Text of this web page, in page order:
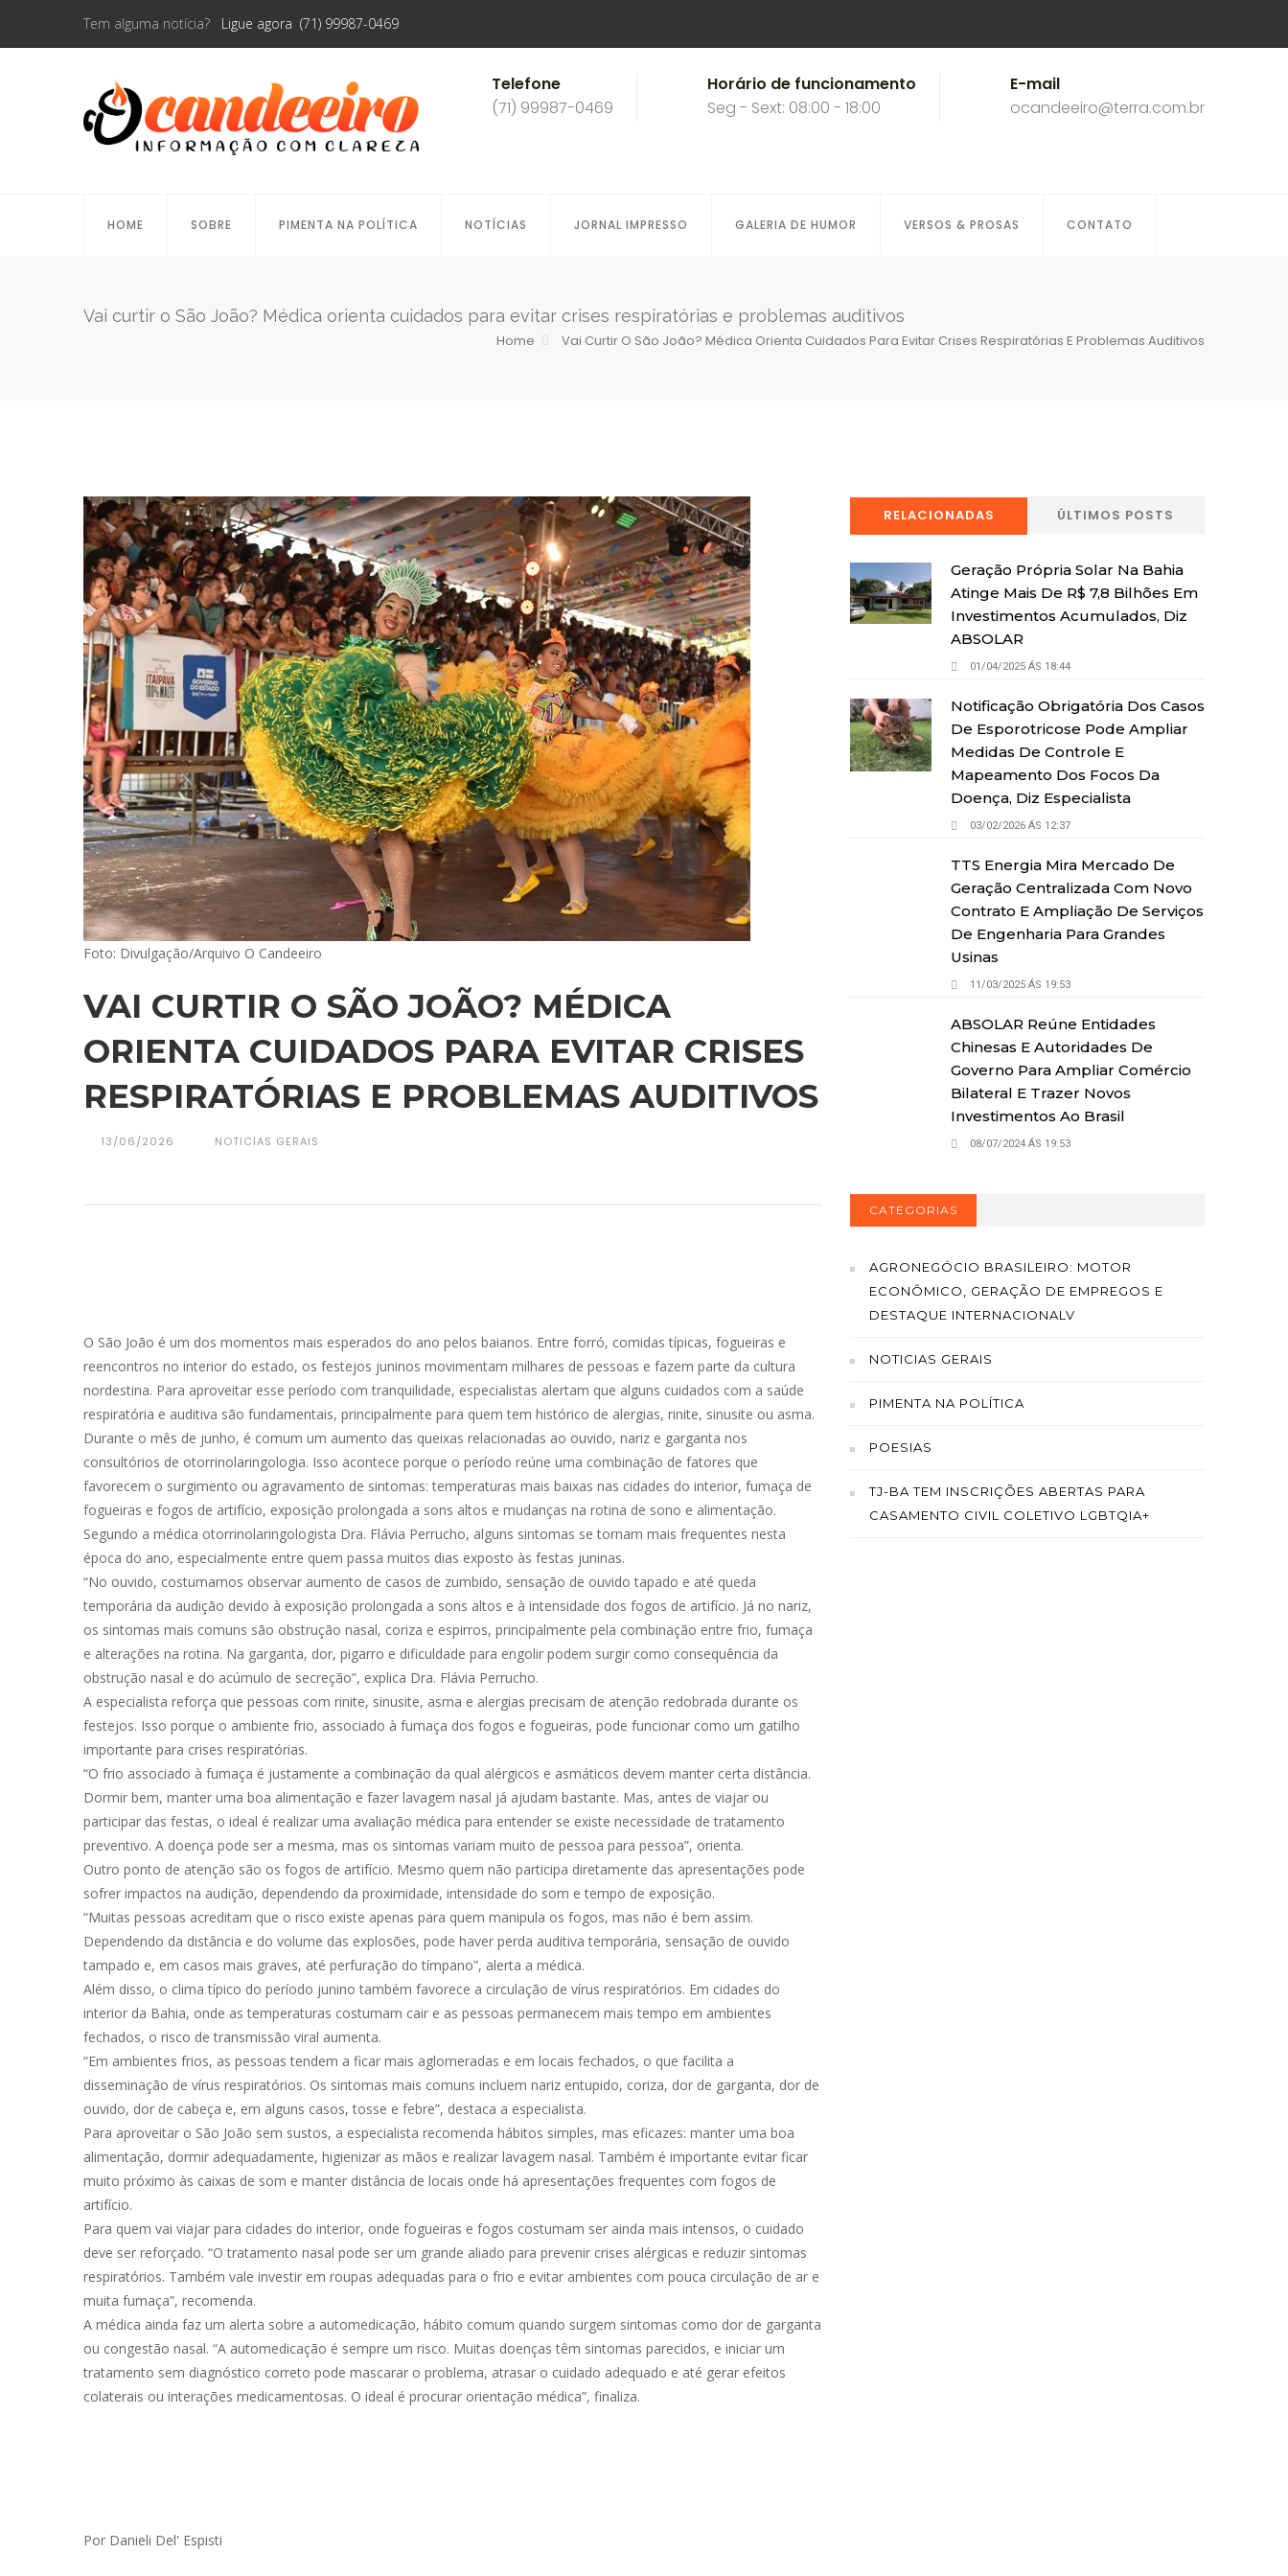
Tem alguma notícia? Ligue agora (71) 99987-0469
Telefone
(71) 99987-0469
Horário de funcionamento
Seg - Sext: 08:00 - 18:00
E-mail
ocandeeiro@terra.com.br
HOME SOBRE PIMENTA NA POLÍTICA NOTÍCIAS JORNAL IMPRESSO GALERIA DE HUMOR VERSOS & PROSAS CONTATO
Vai curtir o São João? Médica orienta cuidados para evitar crises respiratórias e problemas auditivos
Home Vai Curtir O São João? Médica Orienta Cuidados Para Evitar Crises Respiratórias E Problemas Auditivos
Foto: Divulgação/Arquivo O Candeeiro
VAI CURTIR O SÃO JOÃO? MÉDICA
ORIENTA CUIDADOS PARA EVITAR CRISES
RESPIRATÓRIAS E PROBLEMAS AUDITIVOS
13/06/2026 NOTICIAS GERAIS
O São João é um dos momentos mais esperados do ano pelos baianos. Entre forró, comidas típicas, fogueiras e
reencontros no interior do estado, os festejos juninos movimentam milhares de pessoas e fazem parte da cultura
nordestina. Para aproveitar esse período com tranquilidade, especialistas alertam que alguns cuidados com a saúde
respiratória e auditiva são fundamentais, principalmente para quem tem histórico de alergias, rinite, sinusite ou asma.
Durante o mês de junho, é comum um aumento das queixas relacionadas ao ouvido, nariz e garganta nos
consultórios de otorrinolaringologia. Isso acontece porque o período reúne uma combinação de fatores que
favorecem o surgimento ou agravamento de sintomas: temperaturas mais baixas nas cidades do interior, fumaça de
fogueiras e fogos de artifício, exposição prolongada a sons altos e mudanças na rotina de sono e alimentação.
Segundo a médica otorrinolaringologista Dra. Flávia Perrucho, alguns sintomas se tornam mais frequentes nesta
época do ano, especialmente entre quem passa muitos dias exposto às festas juninas.
“No ouvido, costumamos observar aumento de casos de zumbido, sensação de ouvido tapado e até queda
temporária da audição devido à exposição prolongada a sons altos e à intensidade dos fogos de artifício. Já no nariz,
os sintomas mais comuns são obstrução nasal, coriza e espirros, principalmente pela combinação entre frio, fumaça
e alterações na rotina. Na garganta, dor, pigarro e dificuldade para engolir podem surgir como consequência da
obstrução nasal e do acúmulo de secreção”, explica Dra. Flávia Perrucho.
A especialista reforça que pessoas com rinite, sinusite, asma e alergias precisam de atenção redobrada durante os
festejos. Isso porque o ambiente frio, associado à fumaça dos fogos e fogueiras, pode funcionar como um gatilho
importante para crises respiratórias.
“O frio associado à fumaça é justamente a combinação da qual alérgicos e asmáticos devem manter certa distância.
Dormir bem, manter uma boa alimentação e fazer lavagem nasal já ajudam bastante. Mas, antes de viajar ou
participar das festas, o ideal é realizar uma avaliação médica para entender se existe necessidade de tratamento
preventivo. A doença pode ser a mesma, mas os sintomas variam muito de pessoa para pessoa”, orienta.
Outro ponto de atenção são os fogos de artifício. Mesmo quem não participa diretamente das apresentações pode
sofrer impactos na audição, dependendo da proximidade, intensidade do som e tempo de exposição.
“Muitas pessoas acreditam que o risco existe apenas para quem manipula os fogos, mas não é bem assim.
Dependendo da distância e do volume das explosões, pode haver perda auditiva temporária, sensação de ouvido
tampado e, em casos mais graves, até perfuração do tímpano”, alerta a médica.
Além disso, o clima típico do período junino também favorece a circulação de vírus respiratórios. Em cidades do
interior da Bahia, onde as temperaturas costumam cair e as pessoas permanecem mais tempo em ambientes
fechados, o risco de transmissão viral aumenta.
“Em ambientes frios, as pessoas tendem a ficar mais aglomeradas e em locais fechados, o que facilita a
disseminação de vírus respiratórios. Os sintomas mais comuns incluem nariz entupido, coriza, dor de garganta, dor de
ouvido, dor de cabeça e, em alguns casos, tosse e febre”, destaca a especialista.
Para aproveitar o São João sem sustos, a especialista recomenda hábitos simples, mas eficazes: manter uma boa
alimentação, dormir adequadamente, higienizar as mãos e realizar lavagem nasal. Também é importante evitar ficar
muito próximo às caixas de som e manter distância de locais onde há apresentações frequentes com fogos de
artifício.
Para quem vai viajar para cidades do interior, onde fogueiras e fogos costumam ser ainda mais intensos, o cuidado
deve ser reforçado. “O tratamento nasal pode ser um grande aliado para prevenir crises alérgicas e reduzir sintomas
respiratórios. Também vale investir em roupas adequadas para o frio e evitar ambientes com pouca circulação de ar e
muita fumaça”, recomenda.
A médica ainda faz um alerta sobre a automedicação, hábito comum quando surgem sintomas como dor de garganta
ou congestão nasal. “A automedicação é sempre um risco. Muitas doenças têm sintomas parecidos, e iniciar um
tratamento sem diagnóstico correto pode mascarar o problema, atrasar o cuidado adequado e até gerar efeitos
colaterais ou interações medicamentosas. O ideal é procurar orientação médica”, finaliza.
Por Danieli Del' Espisti
RELACIONADAS ÚLTIMOS POSTS
Geração Própria Solar Na Bahia
Atinge Mais De R$ 7,8 Bilhões Em
Investimentos Acumulados, Diz
ABSOLAR
01/04/2025 ÁS 18:44
Notificação Obrigatória Dos Casos
De Esporotricose Pode Ampliar
Medidas De Controle E
Mapeamento Dos Focos Da
Doença, Diz Especialista
03/02/2026 ÁS 12:37
TTS Energia Mira Mercado De
Geração Centralizada Com Novo
Contrato E Ampliação De Serviços
De Engenharia Para Grandes
Usinas
11/03/2025 ÁS 19:53
ABSOLAR Reúne Entidades
Chinesas E Autoridades De
Governo Para Ampliar Comércio
Bilateral E Trazer Novos
Investimentos Ao Brasil
08/07/2024 ÁS 19:53
CATEGORIAS
AGRONEGÓCIO BRASILEIRO: MOTOR
ECONÔMICO, GERAÇÃO DE EMPREGOS E
DESTAQUE INTERNACIONALV
NOTICIAS GERAIS
PIMENTA NA POLÍTICA
POESIAS
TJ-BA TEM INSCRIÇÕES ABERTAS PARA
CASAMENTO CIVIL COLETIVO LGBTQIA+